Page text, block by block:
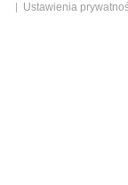
Ustawienia